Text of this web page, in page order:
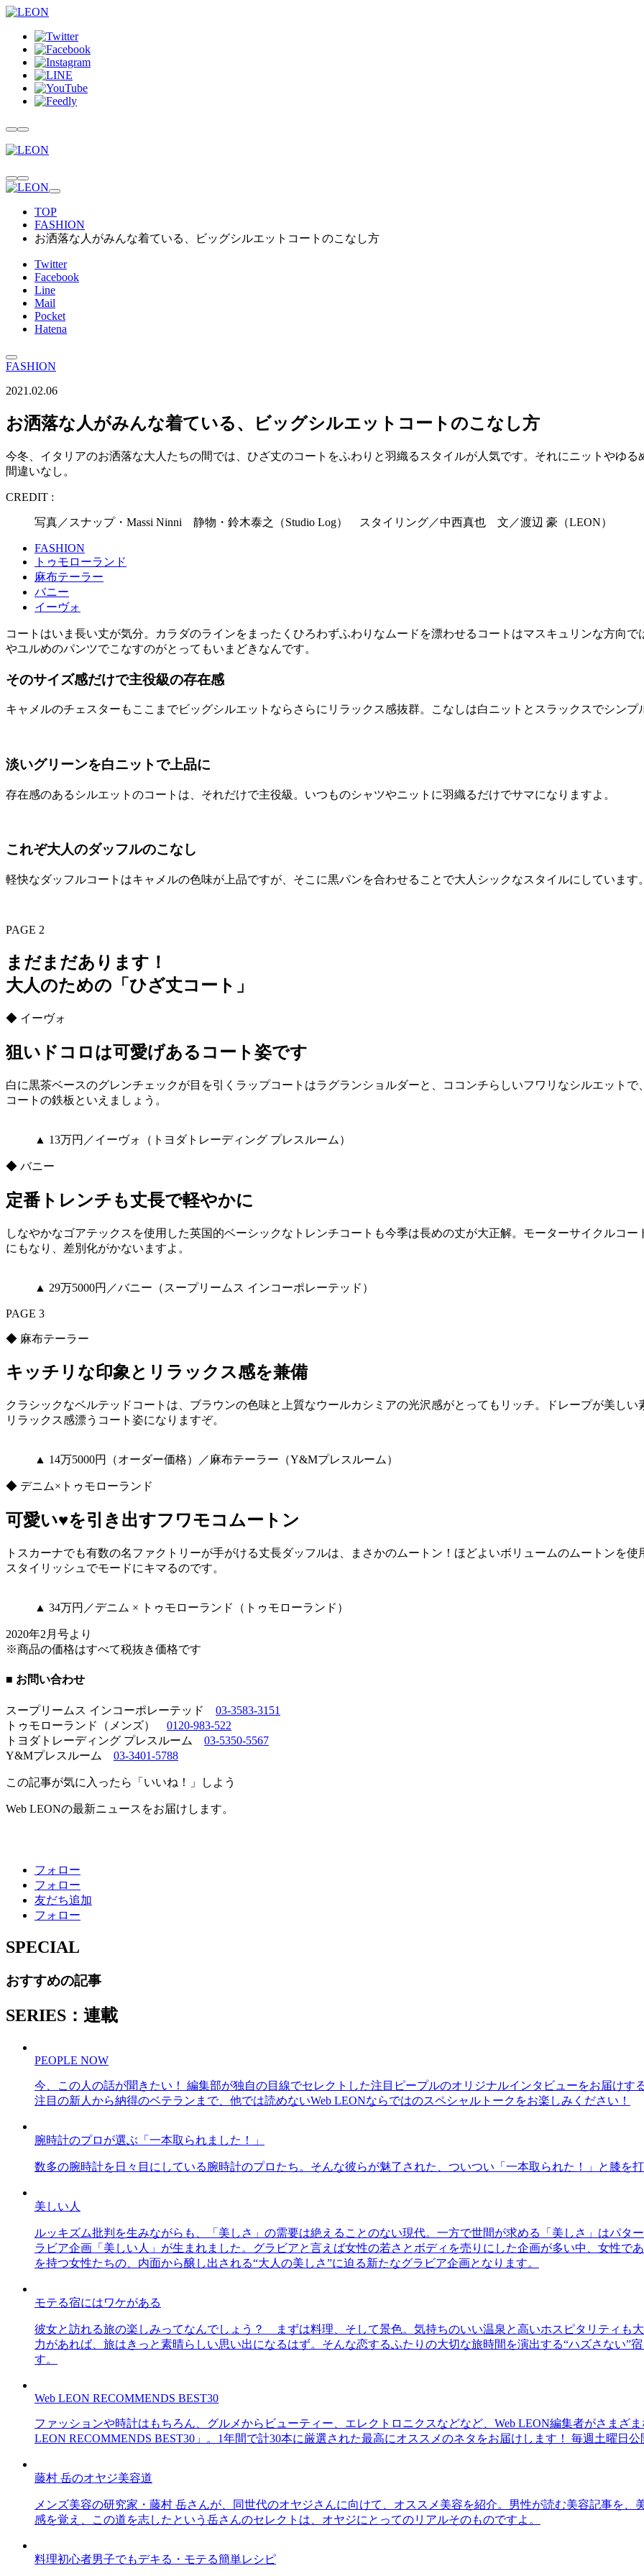
TOP
FASHION
お洒落な人がみんな着ている、ビッグシルエットコートのこなし方
Twitter
Facebook
Line
Mail
Pocket
Hatena
FASHION
2021.02.06
お洒落な人がみんな着ている、ビッグシルエットコートのこなし方
今冬、イタリアのお洒落な大人たちの間では、ひざ丈のコートをふわりと羽織るスタイルが人気です。それにニットやゆ
間違いなし。
CREDIT :
写真／スナップ・Massi Ninni 静物・鈴木泰之（Studio Log） スタイリング／中西真也 文／渡辺 豪（LEON）
FASHION
トゥモローランド
麻布テーラー
バニー
イーヴォ
コートはいま長い丈が気分。カラダのラインをまったくひろわずふわりなムードを漂わせるコートはマスキュリンな方向
やユルめのパンツでこなすのがとってもいまどきなんです。
そのサイズ感だけで主役級の存在感
キャメルのチェスターもここまでビッグシルエットならさらにリラックス感抜群。こなしは白ニットとスラックスでシンプ
淡いグリーンを白ニットで上品に
存在感のあるシルエットのコートは、それだけで主役級。いつものシャツやニットに羽織るだけでサマになりますよ。
これぞ大人のダッフルのこなし
軽快なダッフルコートはキャメルの色味が上品ですが、そこに黒パンを合わせることで大人シックなスタイルにしています。
PAGE 2
まだまだあります！
大人のための「ひざ丈コート」
◆ イーヴォ
狙いドコロは可愛げあるコート姿です
白に黒茶ベースのグレンチェックが目を引くラップコートはラグランショルダーと、ココンチらしいフワリなシルエット
コートの鉄板といえましょう。
▲ 13万円／イーヴォ（トヨダトレーディング プレスルーム）
◆ バニー
定番トレンチも丈長で軽やかに
しなやかなゴアテックスを使用した英国的ベーシックなトレンチコートも今季は長めの丈が大正解。モーターサイクルコ
にもなり、差別化がかないますよ。
▲ 29万5000円／バニー（スープリームス インコーポレーテッド）
PAGE 3
◆ 麻布テーラー
キッチリな印象とリラックス感を兼備
クラシックなベルテッドコートは、ブラウンの色味と上質なウールカシミアの光沢感がとってもリッチ。ドレープが美し
リラックス感漂うコート姿になりますぞ。
▲ 14万5000円（オーダー価格）／麻布テーラー（Y&Mプレスルーム）
◆ デニム×トゥモローランド
可愛い♥を引き出すフワモコムートン
トスカーナでも有数の名ファクトリーが手がける丈長ダッフルは、まさかのムートン！ほどよいボリュームのムートンを
スタイリッシュでモードにキマるのです。
▲ 34万円／デニム × トゥモローランド（トゥモローランド）
2020年2月号より
※商品の価格はすべて税抜き価格です
■ お問い合わせ
スープリームス インコーポレーテッド 03-3583-3151
トゥモローランド（メンズ） 0120-983-522
トヨダトレーディング プレスルーム 03-5350-5567
Y&Mプレスルーム 03-3401-5788
この記事が気に入ったら「いいね！」しよう
Web LEONの最新ニュースをお届けします。
フォロー
フォロー
友だち追加
フォロー
SPECIAL
おすすめの記事
SERIES：連載
PEOPLE NOW
今、この人の話が聞きたい！ 編集部が独自の目線でセレクトした注目ピープルのオリジナルインタビューをお届けす
注目の新人から納得のベテランまで、他では読めないWeb LEONならではのスペシャルトークをお楽しみください！
腕時計のプロが選ぶ「一本取られました！」
数多の腕時計を日々目にしている腕時計のプロたち。そんな彼らが魅了された、ついつい「一本取られた！」と膝を
美しい人
ルッキズム批判を生みながらも、「美しさ」の需要は絶えることのない現代。一方で世間が求める「美しさ」はパタ
ラビア企画「美しい人」が生まれました。グラビアと言えば女性の若さとボディを売りにした企画が多い中、女性で
を持つ女性たちの、内面から醸し出される“大人の美しさ”に迫る新たなグラビア企画となります。
モテる宿にはワケがある
彼女と訪れる旅の楽しみってなんでしょう？ まずは料理、そして景色。気持ちのいい温泉と高いホスピタリティも
力があれば、旅はきっと素晴らしい思い出になるはず。そんな恋するふたりの大切な旅時間を演出する“ハズさない”
す。
Web LEON RECOMMENDS BEST30
ファッションや時計はもちろん、グルメからビューティー、エレクトロニクスなどなど、Web LEON編集者がさまざ
LEON RECOMMENDS BEST30」。1年間で計30本に厳選された最高にオススメのネタをお届けします！ 毎週土曜日公
藤村 岳のオヤジ美容道
メンズ美容の研究家・藤村 岳さんが、同世代のオヤジさんに向けて、オススメ美容を紹介。男性が読む美容記事を
感を覚え、この道を志したという岳さんのセレクトは、オヤジにとってのリアルそのものですよ。
料理初心者男子でもデキる・モテる簡単レシピ